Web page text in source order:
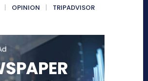
OPINION TRIPADVISOR